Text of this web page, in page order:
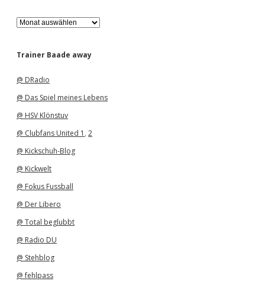
A
r
h
Trainer Baade away
@ DRadio
@ Das Spiel meines Lebens
@ HSV Klönstuv
@ Clubfans United 1 , 2
@ Kickschuh-Blog
@ Kickwelt
@ Fokus Fussball
@ Der Libero
@ Total beglubbt
@ Radio DU
@ Stehblog
@ fehlpass